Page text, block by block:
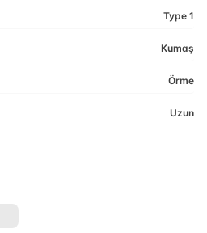
Type 1
Kumaş
Örme
Uzun